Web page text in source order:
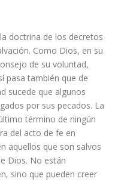
doctrina de los decretos
Como Dios, en su
de su voluntad,
pasa también que de
sucede que algunos
por sus pecados. La
término de ningún
del acto de fe en
aquellos que son salvos
Dios. No están
sino que pueden creer